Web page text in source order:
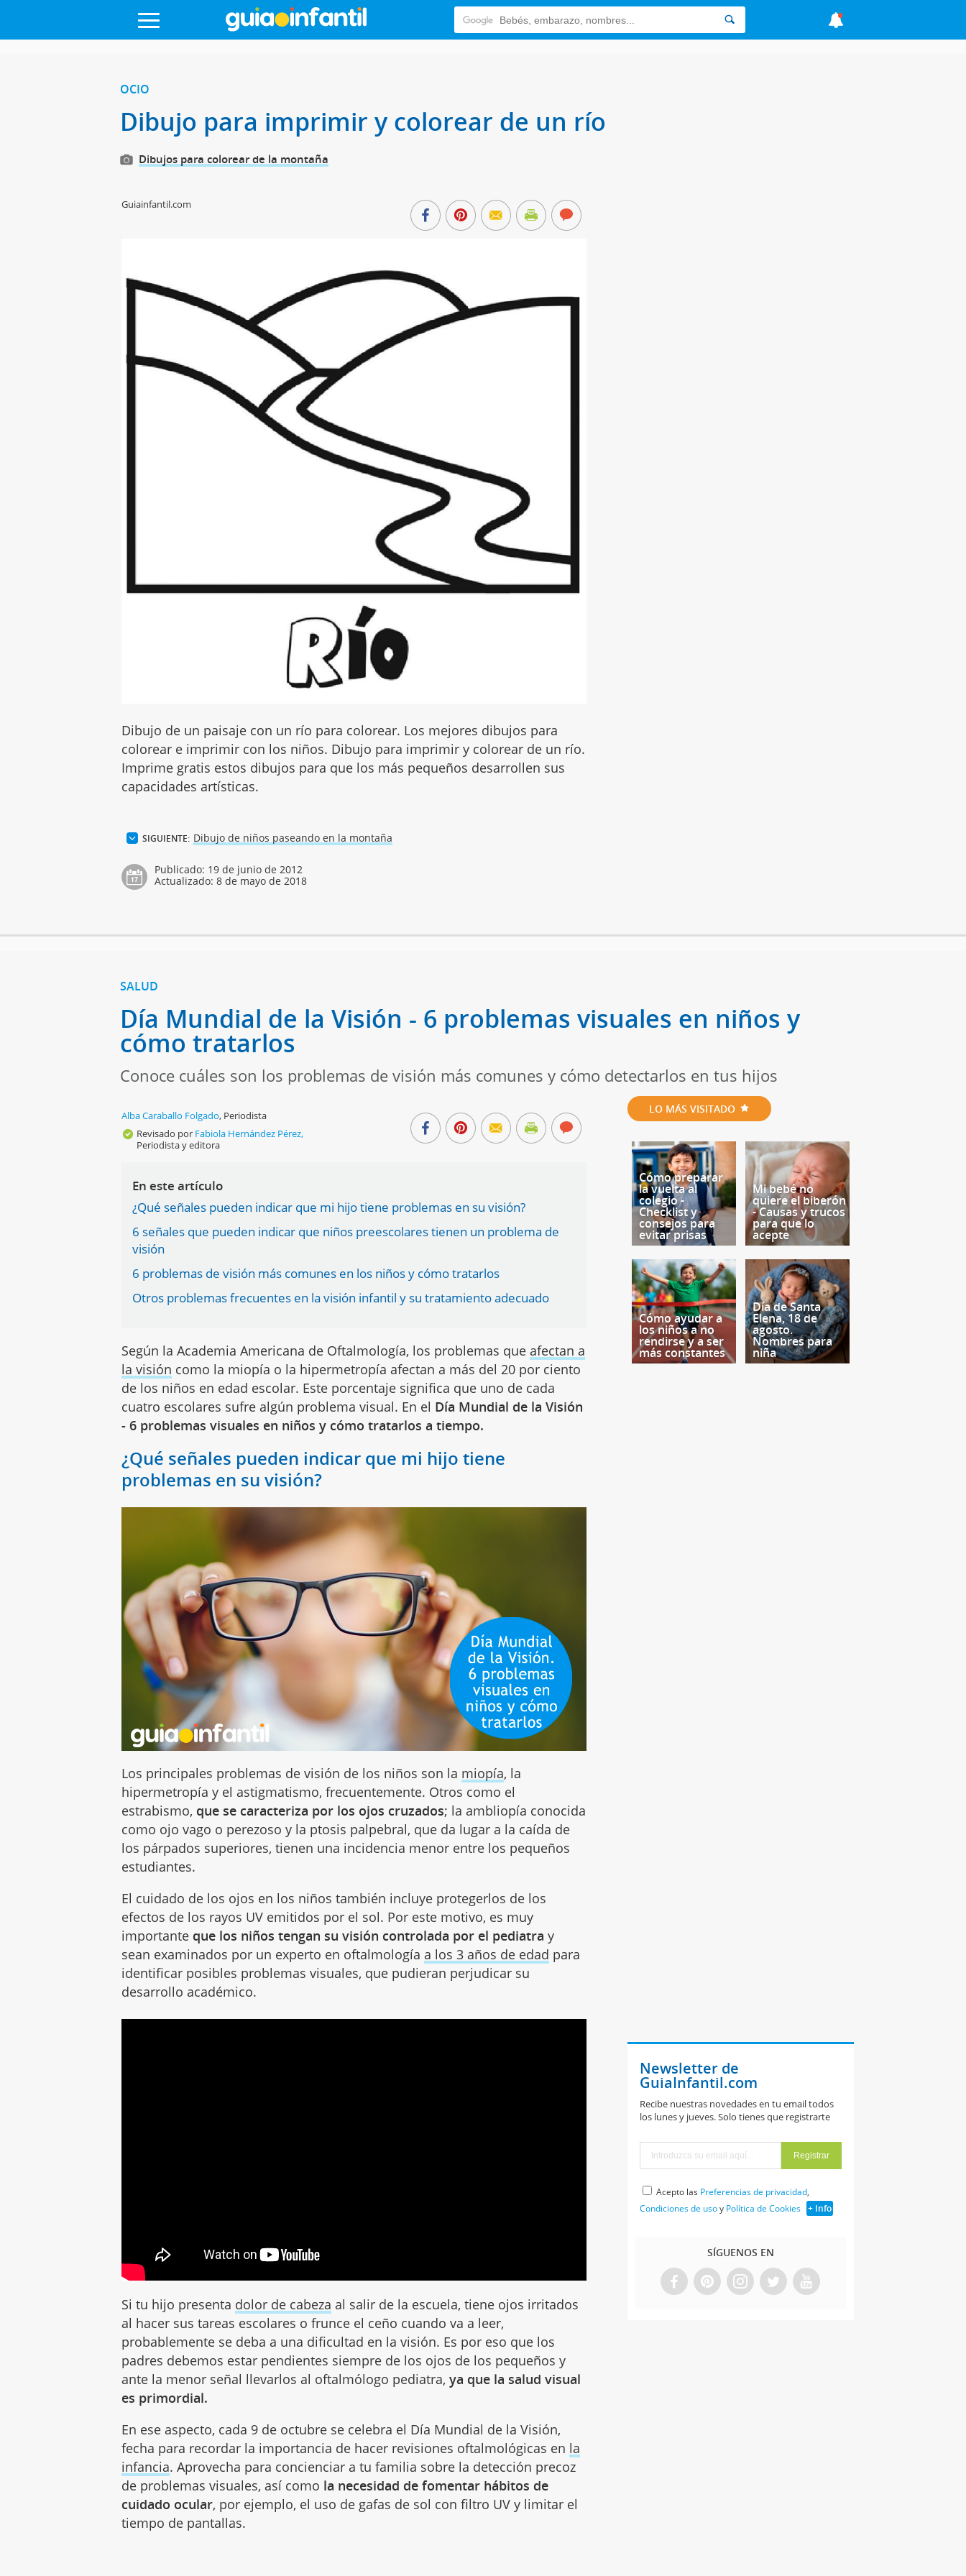
OCIO
Dibujo para imprimir y colorear de un río
Dibujos para colorear de la montaña
Guiainfantil.com
Dibujo de un paisaje con un río para colorear. Los mejores dibujos para
colorear e imprimir con los niños. Dibujo para imprimir y colorear de un río.
Imprime gratis estos dibujos para que los más pequeños desarrollen sus
capacidades artísticas.
SIGUIENTE: Dibujo de niños paseando en la montaña
Publicado: 19 de junio de 2012
Actualizado:8 de mayo de 2018
SALUD
Día Mundial de la Visión - 6 problemas visuales en niños y
cómo tratarlos
Conoce cuáles son los problemas de visión más comunes y cómo detectarlos en tus hijos
Alba Caraballo Folgado, Periodista
Revisado por Fabiola Hernández Pérez,
Periodista y editora
En este artículo
¿Qué señales pueden indicar que mi hijo tiene problemas en su visión?
6 señales que pueden indicar que niños preescolares tienen un problema de
visión
6 problemas de visión más comunes en los niños y cómo tratarlos
Otros problemas frecuentes en la visión infantil y su tratamiento adecuado
Según la Academia Americana de Oftalmología, los problemas que afectan a
la visión como la miopía o la hipermetropía afectan a más del 20 por ciento
de los niños en edad escolar. Este porcentaje significa que uno de cada
cuatro escolares sufre algún problema visual. En el Día Mundial de la Visión
- 6 problemas visuales en niños y cómo tratarlos a tiempo.
¿Qué señales pueden indicar que mi hijo tiene
problemas en su visión?
Los principales problemas de visión de los niños son la miopía, la
hipermetropía y el astigmatismo, frecuentemente. Otros como el
estrabismo, que se caracteriza por los ojos cruzados; la ambliopía conocida
como ojo vago o perezoso y la ptosis palpebral, que da lugar a la caída de
los párpados superiores, tienen una incidencia menor entre los pequeños
estudiantes.
El cuidado de los ojos en los niños también incluye protegerlos de los
efectos de los rayos UV emitidos por el sol. Por este motivo, es muy
importante que los niños tengan su visión controlada por el pediatra y
sean examinados por un experto en oftalmología a los 3 años de edad para
identificar posibles problemas visuales, que pudieran perjudicar su
desarrollo académico.
Si tu hijo presenta dolor de cabeza al salir de la escuela, tiene ojos irritados
al hacer sus tareas escolares o frunce el ceño cuando va a leer,
probablemente se deba a una dificultad en la visión. Es por eso que los
padres debemos estar pendientes siempre de los ojos de los pequeños y
ante la menor señal llevarlos al oftalmólogo pediatra,ya que la salud visual
es primordial.
En ese aspecto, cada 9 de octubre se celebra el Día Mundial de la Visión,
fecha para recordar la importancia de hacer revisiones oftalmológicas en la
infancia. Aprovecha para concienciar a tu familia sobre la detección precoz
de problemas visuales, así como la necesidad de fomentar hábitos de
cuidado ocular, por ejemplo, el uso de gafas de sol con filtro UV y limitar el
tiempo de pantallas.
LO MÁS VISITADO
Cómo preparar
la vuelta al
colegio -
Checklist y
consejos para
evitar prisas
Mi bebé no
quiere el biberón
- Causas y trucos
para que lo
acepte
Cómo ayudar a
los niños a no
rendirse y a ser
más constantes
Día de Santa
Elena, 18 de
agosto.
Nombres para
niña
Newsletter de
GuiaInfantil.com
Recibe nuestras novedades en tu email todos
los lunes y jueves. Solo tienes que registrarte
Acepto las Preferencias de privacidad,
Condiciones de usoy Política de Cookies + Info
SÍGUENOS EN